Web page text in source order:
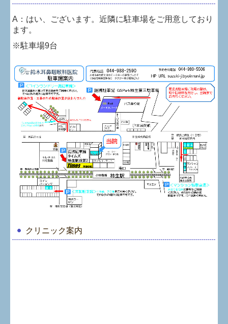
クリニック案内
A： はい、ございます。近隣に駐車場をご用意しており
ます。
※駐車場9台